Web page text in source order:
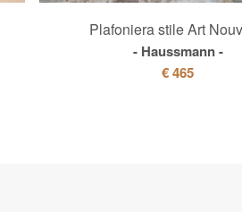
Plafoniera stile Art
Haussmann
€ 465